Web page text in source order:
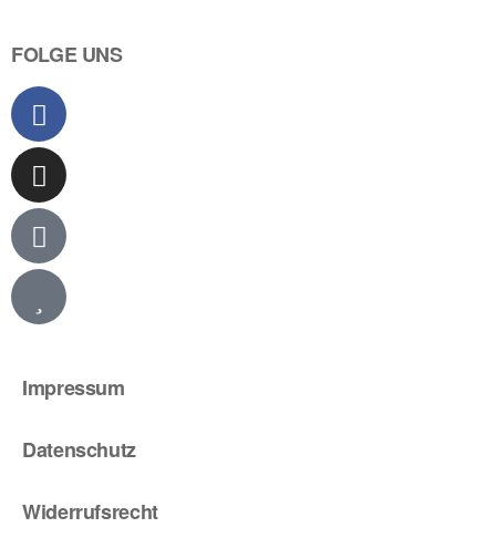
FOLGE UNS
Impressum
Datenschutz
Widerrufsrecht